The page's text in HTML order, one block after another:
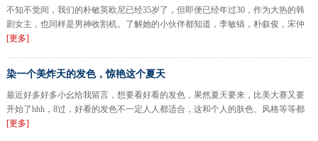
不知不觉间，我们的朴敏英欧尼已经35岁了，但即便已经年过30，作为大热的韩
剧女主，也同样是男神收割机。了解她的小伙伴都知道，李敏镐，朴叙俊，宋仲
[更多]
染一个美炸天的发色，惊艳这个夏天
最近好多好多小幺给我留言，想要看好看的发色，果然夏天要来，比美大赛又要
开始了hhh，8过，好看的发色不一定人人都适合，这和个人的肤色、风格等等都
[更多]